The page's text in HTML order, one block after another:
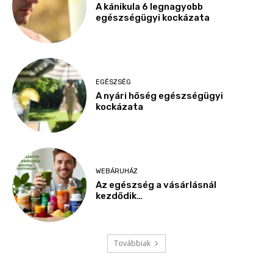
A kánikula 6 legnagyobb
egészségügyi kockázata
EGÉSZSÉG
A nyári hőség egészségügyi
kockázata
WEBÁRUHÁZ
Az egészség a vásárlásnál
kezdődik…
Továbbiak